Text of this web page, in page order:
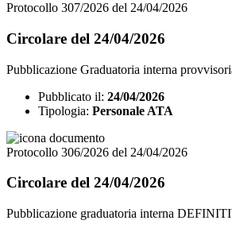
Protocollo 307/2026 del 24/04/2026
Circolare del 24/04/2026
Pubblicazione Graduatoria interna
Pubblicato il: 24/04/2026
Tipologia: Personale ATA
Protocollo 306/2026 del 24/04/2026
Circolare del 24/04/2026
Pubblicazione graduatoria interna